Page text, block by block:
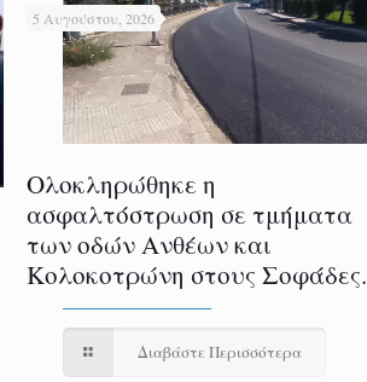
5 Αυγούστου, 2026
Ολοκληρώθηκε η
ασφαλτόστρωση σε τμήματα
των οδών Ανθέων και
Κολοκοτρώνη στους Σοφάδες.
Διαβάστε Περισσότερα